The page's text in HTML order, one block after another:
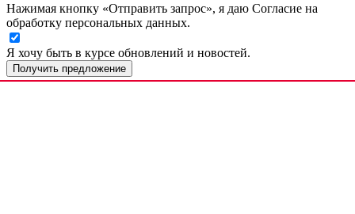
Нажимая кнопку «Отправить запрос», я даю Согласие на
обработку персональных данных.
Я хочу быть в курсе обновлений и новостей.
Получить предложение